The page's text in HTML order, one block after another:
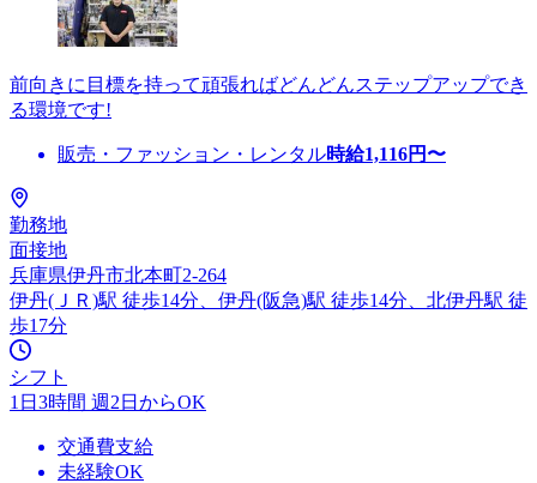
前向きに目標を持って頑張ればどんどんステップアップでき
る環境です!
販売・ファッション・レンタル時給1,116円〜
勤務地
面接地
兵庫県伊丹市北本町2-264
伊丹(ＪＲ)駅 徒歩14分、伊丹(阪急)駅 徒歩14分、北伊丹駅 徒
歩17分
シフト
1日3時間 週2日からOK
交通費支給
未経験OK